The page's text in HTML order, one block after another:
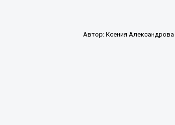
Автор: Ксения Александрова